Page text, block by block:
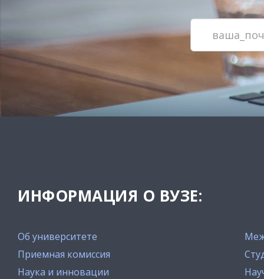
ИНФОРМАЦИЯ О ВУЗЕ:
Об университете
Приемная комиссия
Наука и инновации